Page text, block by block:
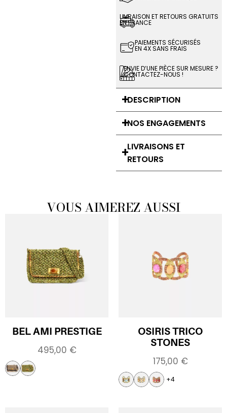
LIVRAISON ET RETOURS GRATUITS
EN FRANCE
PAIEMENTS SÉCURISÉS
EN 4X SANS FRAIS
ENVIE D’UNE PIÈCE SUR MESURE ?
CONTACTEZ-NOUS !
DESCRIPTION
NOS ENGAGEMENTS
LIVRAISONS ET
RETOURS
VOUS AIMEREZ AUSSI
BEL AMI PRESTIGE
495,00 €
OSIRIS TRICO
STONES
175,00 €
+4